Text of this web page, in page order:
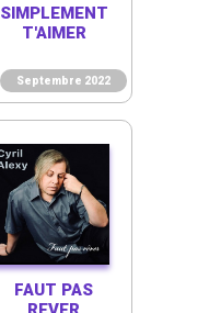
Septembre 2022
SIMPLEMENT
T'AIMER
FAUT PAS